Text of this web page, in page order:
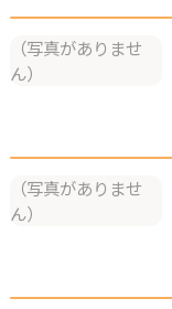
（写真がありませ
ん）
（写真がありませ
ん）